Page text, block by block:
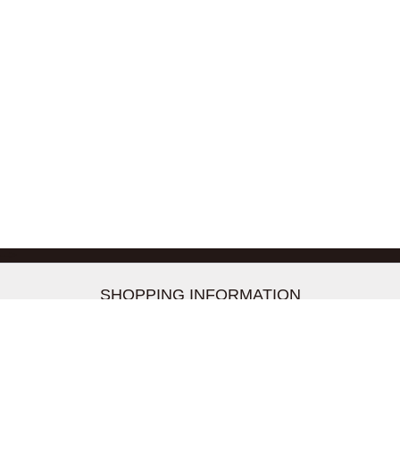
SHOPPING INFORMATION